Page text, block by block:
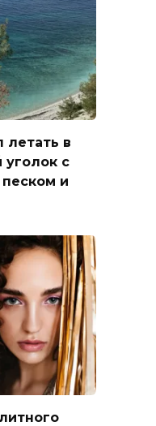
летать в
уголок с
и